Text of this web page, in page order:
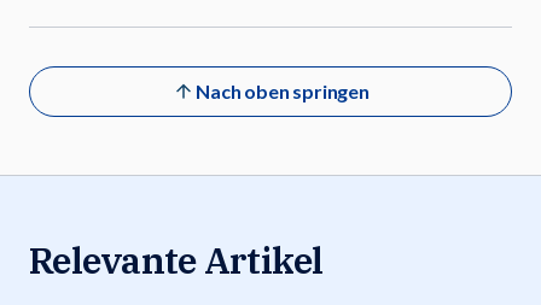
Nach oben springen
Relevante Artikel